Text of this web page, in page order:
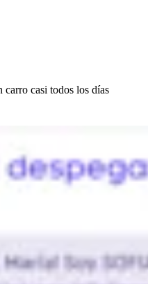
carro casi todos los días